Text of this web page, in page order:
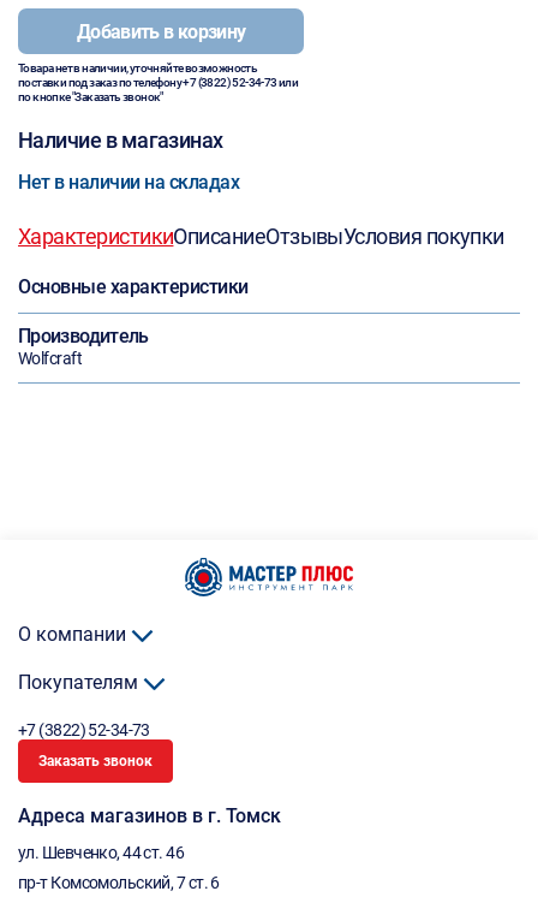
Добавить в корзину
Товара нет в наличии, уточняйте возможность
поставки под заказ по телефону+7 (3822) 52-34-73или
по кнопке "Заказать звонок"
Наличие в магазинах
Нет в наличии на складах
ХарактеристикиОписаниеОтзывыУсловия покупки
Основные характеристики
Производитель
Wolfcraft
О компании
Покупателям
+7 (3822) 52-34-73
Заказать звонок
Адреса магазинов в г. Томск
ул. Шевченко, 44 ст. 46
пр-т Комсомольский, 7 ст. 6